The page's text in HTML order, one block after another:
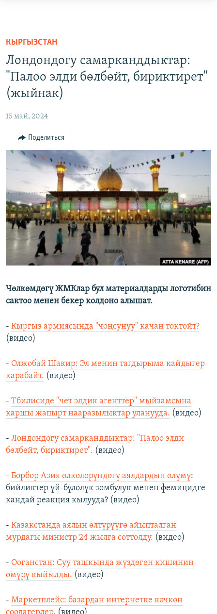
Вернуться
основному
содержанию
Вернутся
главной
Вернутся
поиску
ПОДПИСКА
КОНТАКТЫ
RFE/RL ДИРЕКТ
НАСТОЯЩЕЕ ВРЕМЯ
КЫРГЫЗСТАН
Лондондогу самарканддыктар:
"Палоо элди бөлбөйт, бириктирет"
(жыйнак)
15 май, 2024
Поделиться
Чөлкөмдөгү ЖМКлар бул материалдарды логотибин
сактоо менен бекер колдоно алышат.
- Кыргыз армиясында "чоңсунуу" качан токтойт?
(видео)
- Олжобай Шакир: Эл менин тагдырыма кайдыгер
карабайт. (видео)
- Тбилисиде "чет элдик агенттер" мыйзамсына
каршы жапырт нааразылыктар уланууда. (видео)
- Лондондогу самарканддыктар: "Палоо элди
бөлбөйт, бириктирет". (видео)
- Борбор Азия өлкөлөрүндөгү аялдардын өлүмү:
бийликтер үй-бүлөлүк зомбулук менен фемицидге
кандай реакция кылууда? (видео)
- Казакстанда аялын өлтүрүүгө айыпталган
мурдагы министр 24 жылга соттолду. (видео)
- Ооганстан: Суу ташкында жүздөгөн кишинин
өмүрү кыйылды. (видео)
- Маркетплейс: базардан интернетке көчкөн